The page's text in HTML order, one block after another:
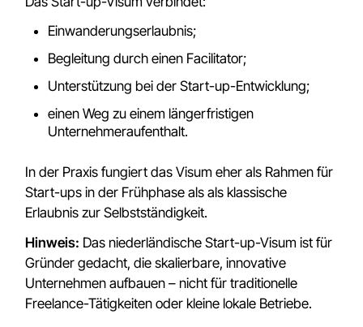
Einwanderungserlaubnis;
Begleitung durch einen Facilitator;
Unterstützung bei der Start-up-Entwicklung;
einen Weg zu einem längerfristigen
Unternehmeraufenthalt.
In der Praxis fungiert das Visum eher als Rahmen für
Start-ups in der Frühphase als als klassische
Erlaubnis zur Selbstständigkeit.
Hinweis: Das niederländische Start-up-Visum ist für
Gründer gedacht, die skalierbare, innovative
Unternehmen aufbauen – nicht für traditionelle
Freelance-Tätigkeiten oder kleine lokale Betriebe.